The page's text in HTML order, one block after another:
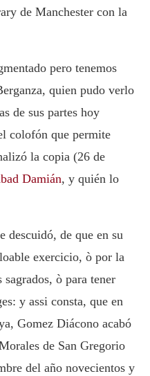
de Manchester con la
pero tenemos
quien pudo verlo
de sus partes hoy
colofón que permite
la copia (26 de
Damián, y quién lo
descuidó, de que en su
exercicio, ò por la
ò para tener
y assi consta, que en
Gomez Diácono acabó
de San Gregorio
del año novecientos y